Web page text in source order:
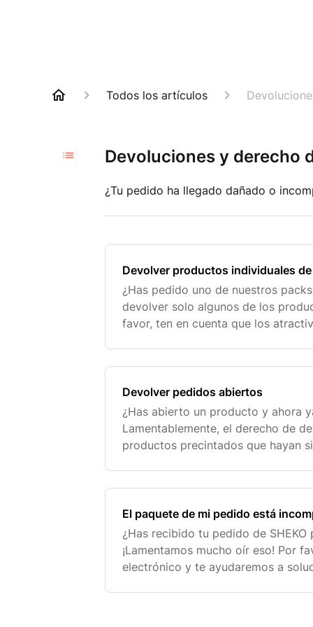
Todos los artículos
Devoluciones y derecho
¿Tu pedido ha llegado dañado o
Devolver productos individuales
¿Has pedido uno de nuestros
devolver solo algunos de los
favor, ten en cuenta que los
Devolver pedidos abiertos
¿Has abierto un producto y ahora
Lamentablemente, el derecho de
productos precintados que hayan
El paquete de mi pedido está
¿Has recibido tu pedido de
¡Lamentamos mucho oír eso! Por
electrónico y te ayudaremos a